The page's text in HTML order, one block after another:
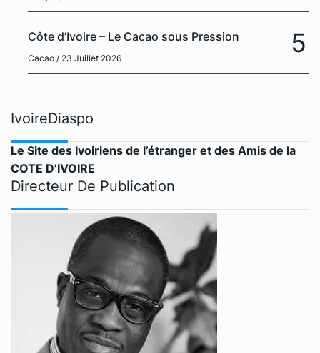
Côte d’Ivoire – Le Cacao sous Pression
Cacao / 23 Juillet 2026 5
IvoireDiaspo
Le Site des Ivoiriens de l’étranger et des Amis de la
COTE D’IVOIRE
Directeur De Publication